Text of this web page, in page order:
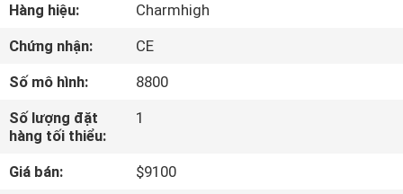
VIDEO
VỀ
CHÚNG
TÔI
Hàng hiệu:
Charmhigh
Chứng nhận:
CE
Số mô hình:
8800
Số lượng đặt
hàng tối thiểu:
1
Giá bán:
$9100